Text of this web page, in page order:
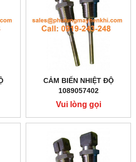
CẢM BIẾN NHIỆT ĐỘ
1089057402
Vui lòng gọi